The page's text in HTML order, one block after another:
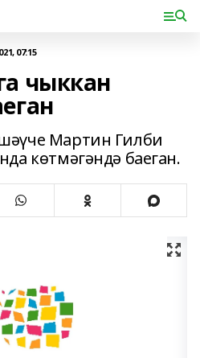
07:15
чыккан
Мартин Гилби
көтмәгәндә баеган.